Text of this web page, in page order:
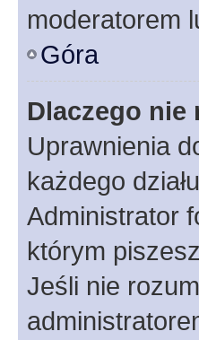
moderatorem
Góra
Dlaczego nie
Uprawnienia
każdego
Administrator
którym
Jeśli nie